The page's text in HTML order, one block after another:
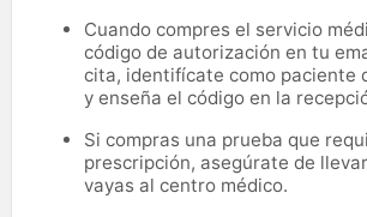
Cuando compres el servicio
código de autorización en tu
cita, identifícate como paciente
y enseña el código en la
Si compras una prueba que
prescripción, asegúrate de
vayas al centro médico.